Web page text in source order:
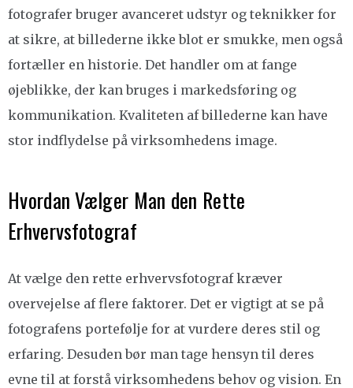
fotografer bruger avanceret udstyr og teknikker for
at sikre, at billederne ikke blot er smukke, men også
fortæller en historie. Det handler om at fange
øjeblikke, der kan bruges i markedsføring og
kommunikation. Kvaliteten af billederne kan have
stor indflydelse på virksomhedens image.
Hvordan Vælger Man den Rette
Erhvervsfotograf
At vælge den rette erhvervsfotograf kræver
overvejelse af flere faktorer. Det er vigtigt at se på
fotografens portefølje for at vurdere deres stil og
erfaring. Desuden bør man tage hensyn til deres
evne til at forstå virksomhedens behov og vision. En